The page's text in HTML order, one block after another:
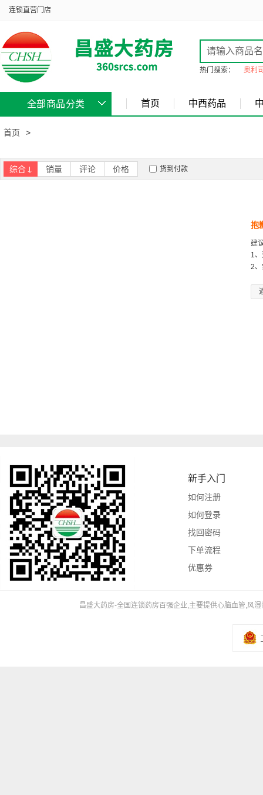
连锁直营门店
热门搜索： 奥利
全部商品分类 首页 中西药品
首页 >
综合 销量 评论 价格 货到付款
抱
建
1
2、
新手入门
如何注册
如何登录
找回密码
下单流程
优惠券
昌盛大药房-全国连锁药房百强企业,主要提供心脑血管,风